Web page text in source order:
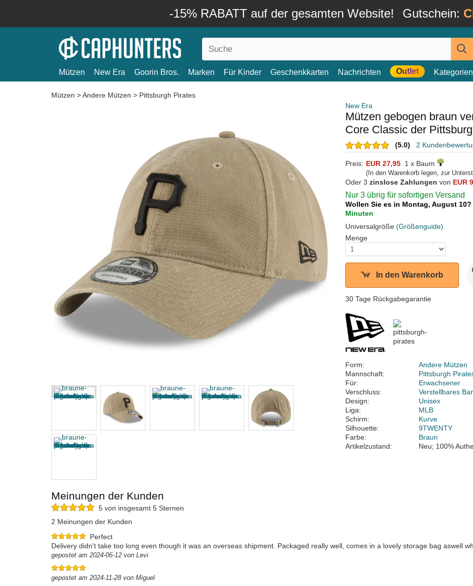
-15% RABATT auf der gesamten Website! Gutschein:
Mützen New Era Goorin Bros. Marken Für Kinder Geschenkkarten Nachrichten Outlet Kategorien
Mützen >Andere Mützen > Pittsburgh Pirates
New Era
Mützen gebogen braun
Core Classic der
(5.0) 2
Preis: EUR 27,95 1 x Baum
(In den Warenkorb legen, zur
Oder 3 zinslose Zahlungen von EUR
Nur 3 übrig für sofortigen Versand
Wollen Sie es in Montag, August 10?
Minuten
Universalgröße (Größenguide)
Menge
In den Warenkorb
30 Tage Rückgabegarantie
Form:
Andere Mützen
Mannschaft:
Pittsburgh
Für:
Erwachsener
Verschluss:
Verstellbares
Design:
Unisex
Liga:
MLB
Schirm:
Kurve
Silhouette:
9TWENTY
Farbe:
Braun
Artikelzustand:
Neu; 100%
Meinungen der Kunden
5 von insgesamt 5 Sternen
2 Meinungen der Kunden
Perfect
Delivery didn't take too long even though it was an overseas shipment. Packaged really well, comes in a lovely storage bag aswell
gepostet am 2024-06-12 von Levi
gepostet am 2024-11-28 von Miguel